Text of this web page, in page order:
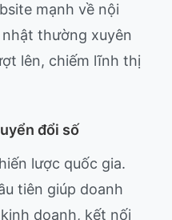
mạnh về nội
nhật thường xuyên
lên, chiếm lĩnh thị
đổi số
lược quốc gia.
tiên giúp doanh
doanh, kết nối